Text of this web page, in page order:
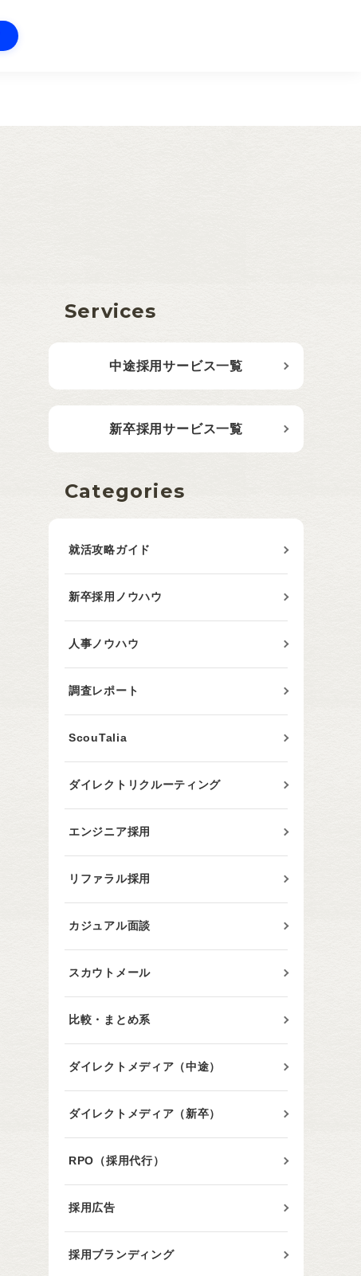
Services
中途採用サービス一覧
新卒採用サービス一覧
Categories
就活攻略ガイド
新卒採用ノウハウ
人事ノウハウ
調査レポート
ScouTalia
ダイレクトリクルーティング
エンジニア採用
リファラル採用
カジュアル面談
スカウトメール
比較・まとめ系
ダイレクトメディア（中途）
ダイレクトメディア（新卒）
RPO（採用代行）
採用広告
採用ブランディング